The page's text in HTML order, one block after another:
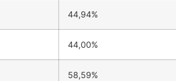
44,94%
44,00%
58,59%